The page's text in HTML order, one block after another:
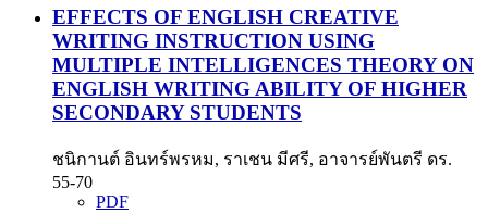
EFFECTS OF ENGLISH CREATIVE
WRITING INSTRUCTION USING
MULTIPLE INTELLIGENCES THEORY ON
ENGLISH WRITING ABILITY OF HIGHER
SECONDARY STUDENTS
ชนิกานต์ อินทร์พรหม, ราเชน มีศรี, อาจารย์พันตรี ดร.
55-70
PDF